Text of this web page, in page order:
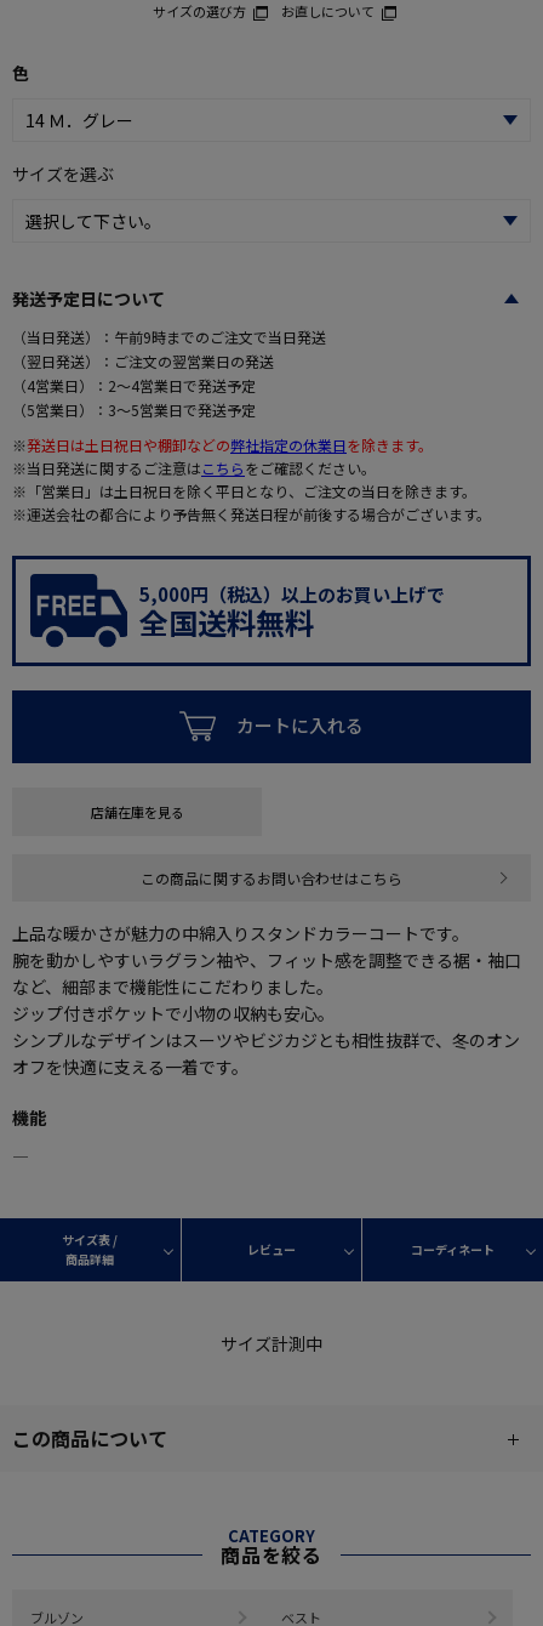
サイズの選び方 お直しについて
色
サイズを選ぶ
発送予定日について
（当日発送）：午前9時までのご注文で当日発送
（翌日発送）：ご注文の翌営業日の発送
（4営業日）：2～4営業日で発送予定
（5営業日）：3～5営業日で発送予定
※発送日は土日祝日や棚卸などの弊社指定の休業日を除きます。
※当日発送に関するご注意はこちらをご確認ください。
※「営業日」は土日祝日を除く平日となり、ご注文の当日を除きます。
※運送会社の都合により予告無く発送日程が前後する場合がございます。
5,000円（税込）以上のお買い上げで
全国送料無料
カートに入れる
店舗在庫を見る
この商品に関するお問い合わせはこちら
上品な暖かさが魅力の中綿入りスタンドカラーコートです。
腕を動かしやすいラグラン袖や、フィット感を調整できる裾・袖口
など、細部まで機能性にこだわりました。
ジップ付きポケットで小物の収納も安心。
シンプルなデザインはスーツやビジカジとも相性抜群で、冬のオン
オフを快適に支える一着です。
機能
―
サイズ表 /
商品詳細
レビュー コーディネート
サイズ計測中
この商品について
CATEGORY
商品を絞る
ブルゾン ベスト